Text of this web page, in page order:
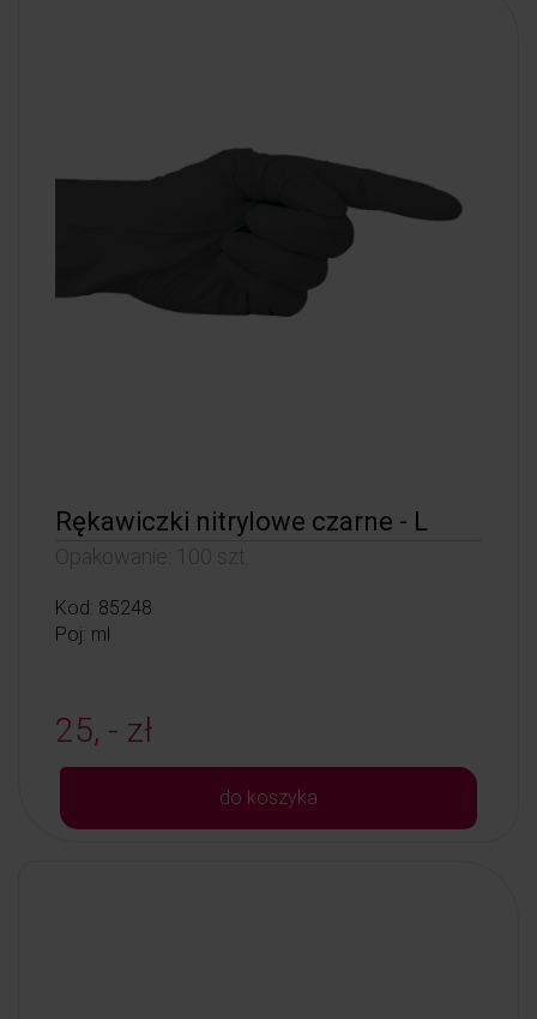
Rękawiczki nitrylowe czarne - L
Opakowanie: 100 szt.
Kod: 85248
Poj: ml
25, - zł
do koszyka